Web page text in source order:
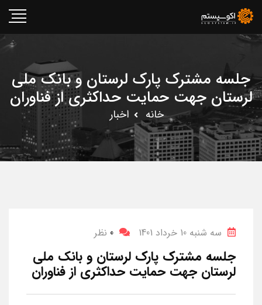
جلسه مشترک پارک لرستان و بانک ملی
لرستان جهت حمایت حداکثری از فناوران
خانه اخبار
سه شنبه 10 خرداد 1401 0 نظر
جلسه مشترک پارک لرستان و بانک ملی
لرستان جهت حمایت حداکثری از فناوران